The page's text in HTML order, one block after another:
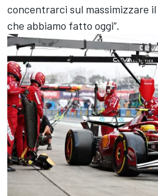
concentrarci sul massimizzare
che abbiamo fatto oggi”.